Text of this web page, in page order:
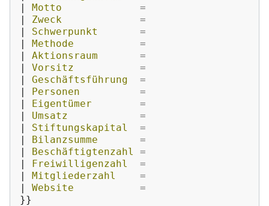
|
Motto =
|
Zweck =
|
Schwerpunkt =
|
Methode =
|
Aktionsraum =
|
Vorsitz =
|
Geschäftsführung =
|
Personen =
|
Eigentümer =
|
Umsatz =
|
Stiftungskapital =
|
Bilanzsumme =
|
Beschäftigtenzahl =
|
Freiwilligenzahl =
|
Mitgliederzahl =
|
Website =
}}